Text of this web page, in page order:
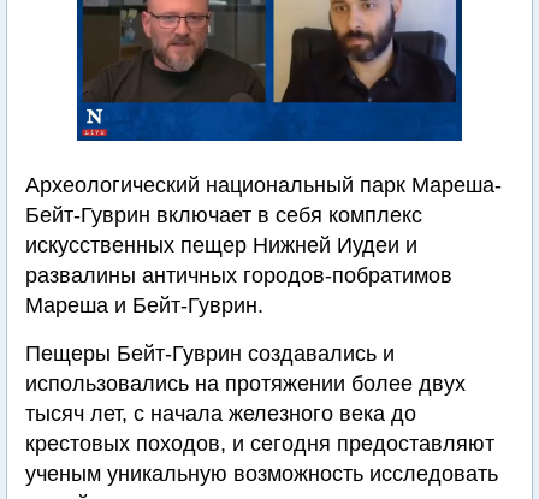
Археологический национальный парк Мареша-
Бейт-Гуврин включает в себя комплекс
искусственных пещер Нижней Иудеи и
развалины античных городов-побратимов
Мареша и Бейт-Гуврин.
Пещеры Бейт-Гуврин создавались и
использовались на протяжении более двух
тысяч лет, с начала железного века до
крестовых походов, и сегодня предоставляют
ученым уникальную возможность исследовать